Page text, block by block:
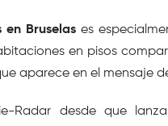
Bruselas es
en pisos
aparece en el mensaje
Radar desde que